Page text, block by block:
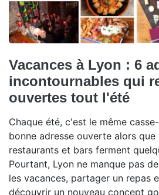
Vacances à Lyon : 6
incontournables qui
ouvertes tout l'été
Chaque été, c'est le même
bonne adresse ouverte alors que
restaurants et bars ferment
Pourtant, Lyon ne manque pas
les vacances, partager un repas
découvrir un nouveau concept